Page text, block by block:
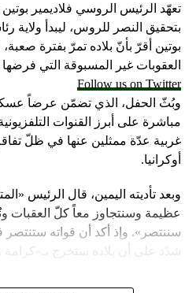
تعهّد الرئيس الروسي فلاديمير
بتحقيق النصر للروس، ليبدأ ولاية
بوتين أقرّ بأنّ بلاده تمرّ بفترة
العقوبات غير المسبوقة التي
Follow us on Twitter
وبُثّ الحفل، الذي تضمّن عرضاً
مباشرة على أبرز القنوات
غربية عدّة ممثلين عنها في ظلّ
أوكرانيا.
وبعد تأديته اليمين، قال الرئيس
عظيمة وسنتجاوز معاً كلّ العقبات
سننتصر». وإذ أكد أن قواته ستنتصر
شدّد على أن بلاده ستخرج
واعتبر «القيصر» من قاعة «سانت